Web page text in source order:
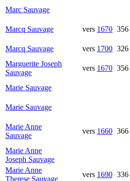
Marc Sauvage
Marcq Sauvage vers 1670 356
Marcq Sauvage vers 1700 326
Marguerite Joseph
Sauvage
vers 1670 356
Marie Sauvage
Marie Sauvage
Marie Anne
Sauvage
vers 1660 366
Marie Anne
Joseph Sauvage
Marie Anne
Therese Sauvage
vers 1690 336